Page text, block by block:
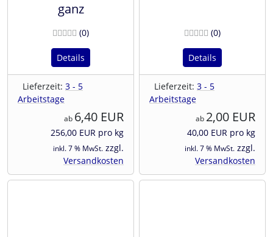
ganz
(0Bewertungen
)
Details
Lieferzeit: 3 - 5
Arbeitstage
ab 6,40 EUR
256,00 EUR pro kg
inkl. 7 % MwSt. zzgl.
Versandkosten
(0)
Details
Lieferzeit: 3 - 5
Arbeitstage
ab 2,00 EUR
40,00 EUR pro kg
inkl. 7 % MwSt. zzgl.
Versandkosten